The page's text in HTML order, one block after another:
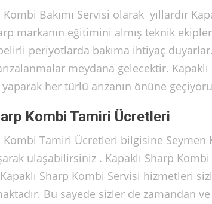
Kombi Bakımı Servisi olarak yıllardır
markanın eğitimini almış teknik
periyotlarda bakıma ihtiyaç
meydana gelecektir.
yaparak her türlü arızanın önüne
Kombi Tamiri Ücretleri
Kombi Tamiri Ücretleri bilgisine
ulaşabilirsiniz . Kapaklı Sharp
Sharp Kombi Servisi hizmetleri
Bu sayede sizler de zamandan